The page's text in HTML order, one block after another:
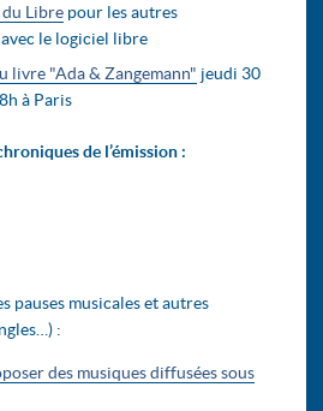
du Libre pour les autres
le logiciel libre
livre "Ada & Zangemann" jeudi 30
à Paris
de l’émission :
pauses musicales et autres
:
des musiques diffusées sous